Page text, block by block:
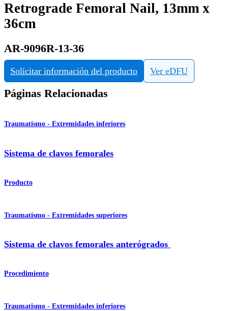
Retrograde Femoral Nail, 13mm x
36cm
AR-9096R-13-36
Solicitar información del producto Ver eDFU
Páginas Relacionadas
Traumatismo - Extremidades inferiores
Sistema de clavos femorales
Producto
Traumatismo - Extremidades superiores
Sistema de clavos femorales anterógrados
Procedimiento
Traumatismo - Extremidades inferiores